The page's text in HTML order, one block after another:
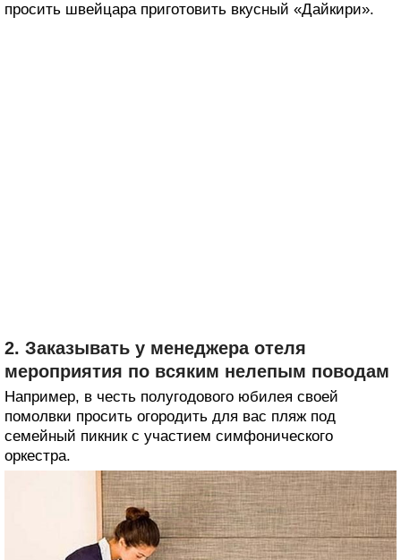
просить швейцара приготовить вкусный «Дайкири».
2. Заказывать у менеджера отеля
мероприятия по всяким нелепым поводам
Например, в честь полугодового юбилея своей
помолвки просить огородить для вас пляж под
семейный пикник с участием симфонического
оркестра.